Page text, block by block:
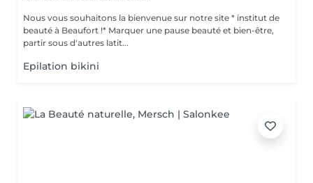
Nous vous souhaitons la bienvenue sur notre site * institut de
beauté à Beaufort !* Marquer une pause beauté et bien-être,
partir sous d'autres latit...
Epilation bikini